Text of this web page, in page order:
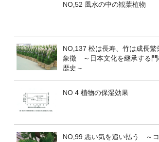
NO,52 風水の中の観葉植物
NO,137 松は長寿、竹は成長繁
象徴 ～日本文化を継承する門
歴史～
NO 4 植物の保湿効果
NO,99 悪い気を追い払う ～